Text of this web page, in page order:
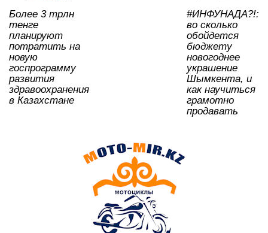
Более 3 трлн
тенге
планируют
потратить на
новую
госпрограмму
развития
здравоохранения
в Казахстане
#ИНФУНАДА?!:
во сколько
обойдется
бюджету
новогоднее
украшение
Шымкента, и
как научиться
грамотно
продавать